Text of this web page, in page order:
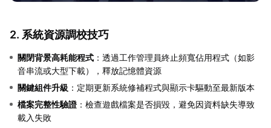
2. 系統資源調校技巧
關閉背景高耗能程式 ：透過工作管理員終止頻寬佔用程式（如影
音串流或大型下載），釋放記憶體資源
關鍵組件升級 ：定期更新系統修補程式與顯示卡驅動至最新版本
檔案完整性驗證：檢查遊戲檔案是否損毀，避免因資料缺失導致
載入失敗